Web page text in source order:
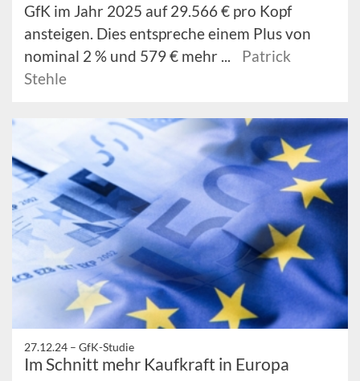
GfK im Jahr 2025 auf 29.566 € pro Kopf
ansteigen. Dies entspreche einem Plus von
nominal 2 % und 579 € mehr ...
Patrick
Stehle
27.12.24 – GfK-Studie
Im Schnitt mehr Kaufkraft in Europa